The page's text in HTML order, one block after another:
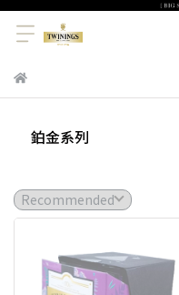
鉑金系列